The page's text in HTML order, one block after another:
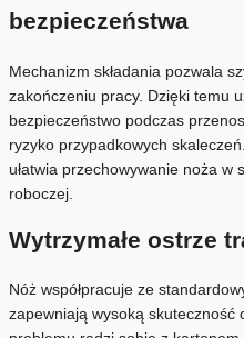
bezpieczeństwa
Mechanizm składania pozwala
zakończeniu pracy. Dzięki temu
bezpieczeństwo podczas
ryzyko przypadkowych
ułatwia przechowywanie noża
roboczej.
Wytrzymałe ostrze
Nóż współpracuje ze
zapewniają wysoką skuteczność